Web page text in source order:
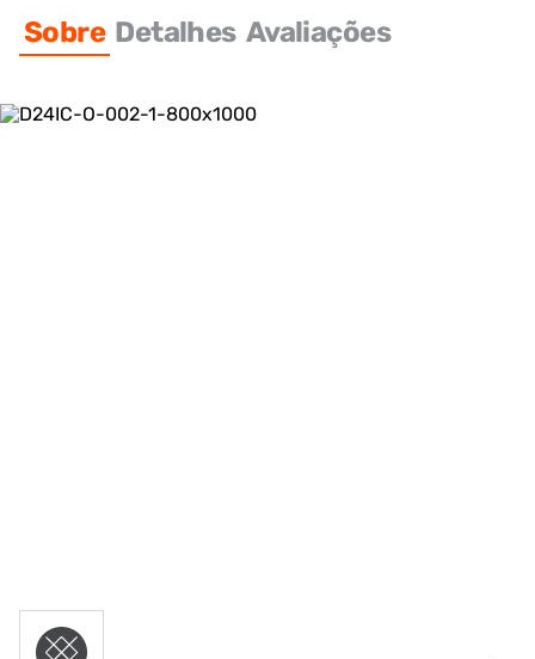
Sobre Detalhes Avaliações